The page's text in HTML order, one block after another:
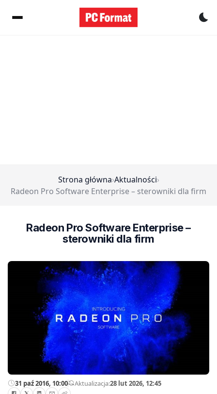
Strona główna›Aktualności›
Radeon Pro Software Enterprise – sterowniki dla firm
Radeon Pro Software Enterprise –
sterowniki dla firm
31 paź 2016, 10:00—Aktualizacja:28 lut 2026, 12:45